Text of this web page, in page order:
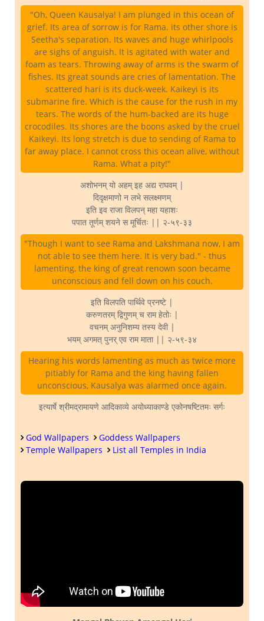
"Oh, Queen Kausalya! I am plunged in this ocean of
grief. Its area of sorrow is for Rama. its other shore is
Seetha's separation. Its waves and huge whirlpools
are sighs of anguish. It is agitated with water and
foam as tears. Throwing away of arms is the swarm of
fishes. Its great sounds are cries of lamentation. The
scattered hari is its duck-week. Kaikeyi is its
submarine fire. Which is the cause for the rush in my
tears. The words of the hum-backed are its huge
crocodiles. Its shores are the boons asked by the cruel
Kaikeyi. Its long stretch is due to sending of Rama to
far away place. I cannot cross this ocean alive, without
Rama. What a pity!"
अशोभनम् यो अहम् इह अद्य राघवम् |
दिदृक्षमाणो न लभे सलक्ष्मणम्
इति इव राजा विलपन् महा यहाशः
पपात तूर्णम् शयने स मूर्चितः || २-५९-३३
"Though I want to see Rama and Lakshmana now, I am
not able to see them here. It is very bad." - thus
lamenting, the king of great renown soon became
unconscious and fell down on his couch.
इति विलपति पार्थिवे प्रनष्टे |
करुणतरम् द्विगुणम् च राम हेतोः |
वचनम् अनुनिशम्य तस्य देवी |
भयम् अगमत् पुनर् एव राम माता || २-५९-३४
Hearing his words lamenting as much as twice more
pitiably for Rama and the king having fallen
unconscious, Kausalya was alarmed once again.
इत्यार्षे श्रीमद्रामायणे आदिकाव्ये अयोध्याकाण्डे एकोनषष्टितमः सर्गः
God Wallpapers
Goddess Wallpapers
Temple Wallpapers
List all Temples in India